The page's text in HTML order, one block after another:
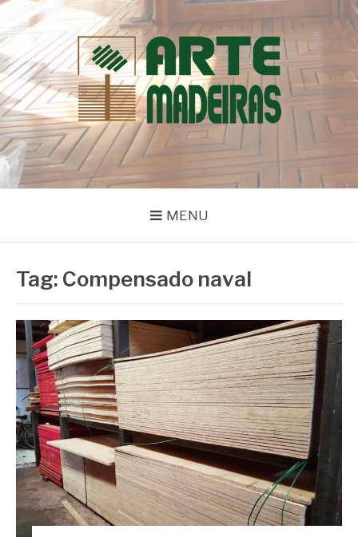
Pular
para
o
conteúdo
BLOG | ARTE
MADEIRAS
Dicas e Novidades sobre Madeiras
MENU
Tag: Compensado naval